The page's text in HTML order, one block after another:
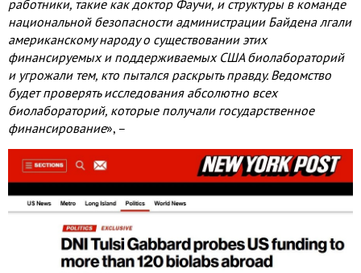
работники, такие как доктор Фаучи, и структуры в команде
национальной безопасности администрации Байдена лгали
американскому народу о существовании этих
финансируемых и поддерживаемых США биолабораторий
и угрожали тем, кто пытался раскрыть правду. Ведомство
будет проверять исследования абсолютно всех
биолабораторий, которые получали государственное
финансирование», –